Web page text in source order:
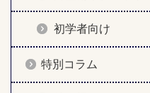
初学者向け
特別コラム